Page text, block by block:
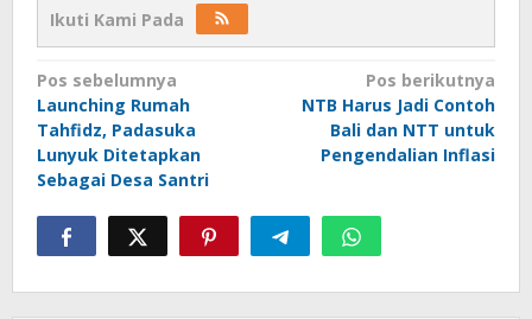
Ikuti Kami Pada
Navigasi
pos
Pos sebelumnya
Launching Rumah
Tahfidz, Padasuka
Lunyuk Ditetapkan
Sebagai Desa Santri
Pos berikutnya
NTB Harus Jadi Contoh
Bali dan NTT untuk
Pengendalian Inflasi